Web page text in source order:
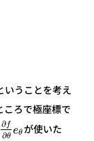
いうことを考え
ろで極座標で
∂f
∂θ
eθが使いた